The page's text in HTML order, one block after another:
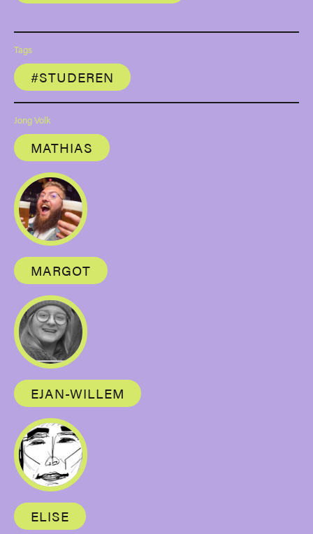
Tags
#STUDEREN
Jong Volk
MATHIAS
MARGOT
EJAN-WILLEM
ELISE